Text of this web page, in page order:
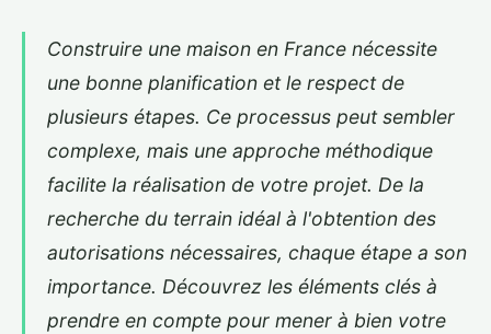
Construire une maison en France nécessite
une bonne planification et le respect de
plusieurs étapes. Ce processus peut sembler
complexe, mais une approche méthodique
facilite la réalisation de votre projet. De la
recherche du terrain idéal à l'obtention des
autorisations nécessaires, chaque étape a son
importance. Découvrez les éléments clés à
prendre en compte pour mener à bien votre